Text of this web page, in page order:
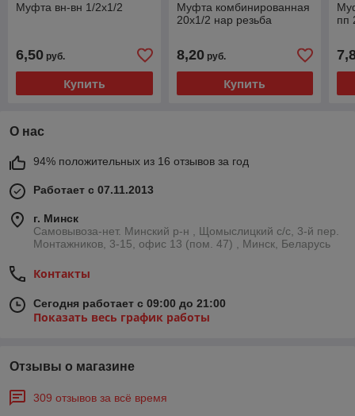
Муфта вн-вн 1/2х1/2
6,50 руб.
Купить
Муфта комбинированная
20х1/2 нар резьба
8,20руб.
Купить
пп
О нас
94% положительных из 16 отзывов за год
Работает с 07.11.2013
г. Минск
Самовывоза-нет. Минский р-н , Щомыслицкий с/с, 3-й пер.
Монтажников, 3-15, офис 13 (пом. 47) , Минск, Беларусь
Контакты
Сегодня работает с 09:00 до 21:00
Показать весь график работы
Отзывы о магазине
309 отзывов за всё время